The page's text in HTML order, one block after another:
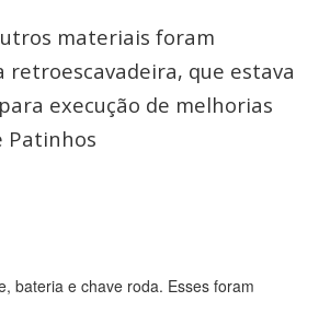
materiais foram
retroescavadeira, que estava
execução de melhorias
Patinhos
bateria e chave roda. Esses foram